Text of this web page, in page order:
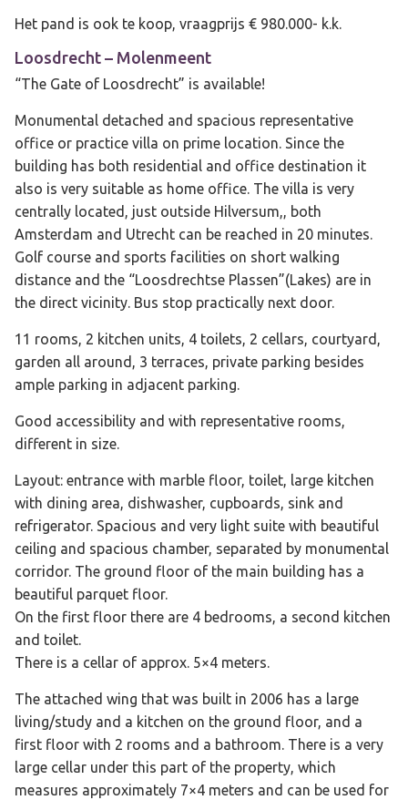
Het pand is ook te koop, vraagprijs € 980.000- k.k.
Loosdrecht – Molenmeent
“The Gate of Loosdrecht” is available!
Monumental detached and spacious representative
office or practice villa on prime location. Since the
building has both residential and office destination it
also is very suitable as home office. The villa is very
centrally located, just outside Hilversum,, both
Amsterdam and Utrecht can be reached in 20 minutes.
Golf course and sports facilities on short walking
distance and the “Loosdrechtse Plassen”(Lakes) are in
the direct vicinity. Bus stop practically next door.
11 rooms, 2 kitchen units, 4 toilets, 2 cellars, courtyard,
garden all around, 3 terraces, private parking besides
ample parking in adjacent parking.
Good accessibility and with representative rooms,
different in size.
Layout: entrance with marble floor, toilet, large kitchen
with dining area, dishwasher, cupboards, sink and
refrigerator. Spacious and very light suite with beautiful
ceiling and spacious chamber, separated by monumental
corridor. The ground floor of the main building has a
beautiful parquet floor.
On the first floor there are 4 bedrooms, a second kitchen
and toilet.
There is a cellar of approx. 5×4 meters.
The attached wing that was built in 2006 has a large
living/study and a kitchen on the ground floor, and a
first floor with 2 rooms and a bathroom. There is a very
large cellar under this part of the property, which
measures approximately 7×4 meters and can be used for